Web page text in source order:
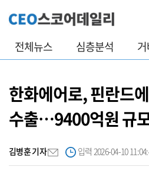
전체뉴스 심층분석
한화에어로, 핀란드
수출…9400억원 규
김병훈 기자 입력 2026-04-10